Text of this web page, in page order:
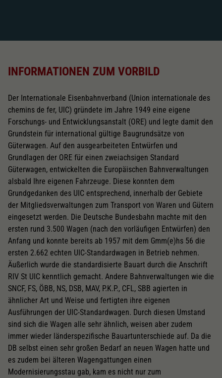
INFORMATIONEN ZUM VORBILD
Der Internationale Eisenbahnverband (Union internationale des
chemins de fer, UIC) gründete im Jahre 1949 eine eigene
Forschungs- und Entwicklungsanstalt (ORE) und legte damit den
Grundstein für international gültige Baugrundsätze von
Güterwagen. Auf den ausgearbeiteten Entwürfen und
Grundlagen der ORE für einen zweiachsigen Standard
Güterwagen, entwickelten die Europäischen Bahnverwaltungen
alsbald Ihre eigenen Fahrzeuge. Diese konnten dem
Grundgedanken des UIC entsprechend, innerhalb der Gebiete
der Mitgliedsverwaltungen zum Transport von Waren und Gütern
eingesetzt werden. Die Deutsche Bundesbahn machte mit den
ersten rund 3.500 Wagen (nach den vorläufigen Entwürfen) den
Anfang und konnte bereits ab 1957 mit dem Gmm(e)hs 56 die
ersten 2.662 echten UIC-Standardwagen in Betrieb nehmen.
Äußerlich wurde die standardisierte Bauart durch die Anschrift
RIV St UIC kenntlich gemacht. Andere Bahnverwaltungen wie die
SNCF, FS, ÖBB, NS, DSB, MAV, P.K.P., CFL, SBB agierten in
ähnlicher Art und Weise und fertigten ihre eigenen
Ausführungen der UIC-Standardwagen. Durch diesen Umstand
sind sich die Wagen alle sehr ähnlich, weisen aber zudem
immer wieder länderspezifische Bauartunterschiede auf. Da die
DB selbst einen sehr großen Bedarf an neuen Wagen hatte und
es zudem bei älteren Wagengattungen einen
Modernisierungsstau gab, kam es nicht nur zum